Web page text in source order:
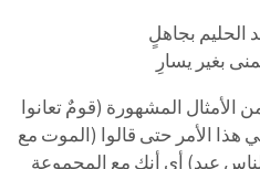
الحليم بجاهلٍ
بغير يسارِ
الأمثال المشهورة (قومٌ تعانوا
الأمر حتى قالوا (الموت مع
عيد) أي أنك مع المجموعة